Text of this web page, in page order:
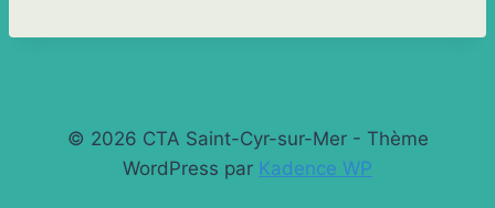
© 2026 CTA Saint-Cyr-sur-Mer - Thème
WordPress par Kadence WP